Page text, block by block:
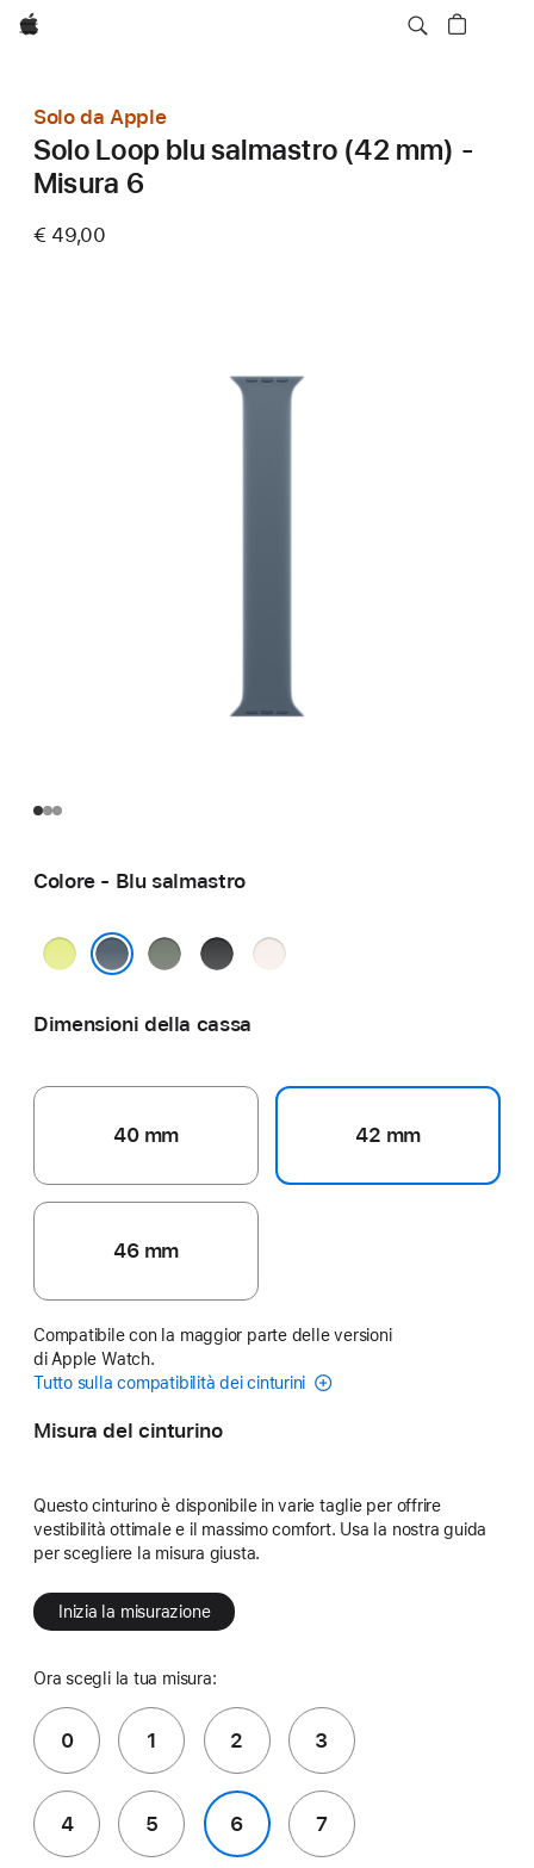
Apple
Solo da Apple
Solo Loop blu salmastro (42 mm) -
Misura 6
€ 49,00
Colore - Blu salmastro
Giallo
Grigioverde
Nero
Rosa
Dimensioni della cassa
40 mm 42 mm
46 mm
Compatibile con la maggior parte delle versioni
di Apple Watch.
Tutto sulla compatibilità dei cinturini
Misura del cinturino
Questo cinturino è disponibile in varie taglie per offrire
vestibilità ottimale e il massimo comfort. Usa la nostra guida
per scegliere la misura giusta.
Inizia la misurazione
Ora scegli la tua misura:
0 1 2 3
4 5 6 7